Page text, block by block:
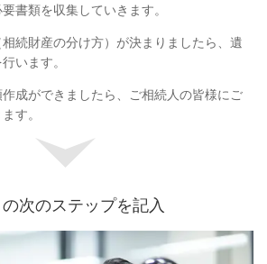
書類を収集していきます。
続財産の分け方）が決まりましたら、遺
います。
成ができましたら、ご相続人の皆様にご
す。
次のステップを記入